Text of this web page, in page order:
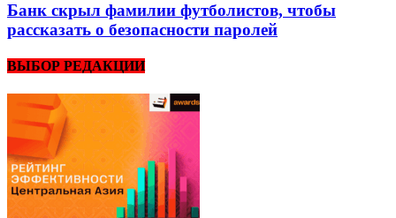
Банк скрыл фамилии футболистов, чтобы
рассказать о безопасности паролей
ВЫБОР РЕДАКЦИИ